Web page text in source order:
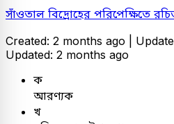
সাঁওতাল বিদ্রোহের পরিপেক্ষিতে
Created: 2 months ago |
Updated: 2 months ago
ক
আরণ্যক
খ